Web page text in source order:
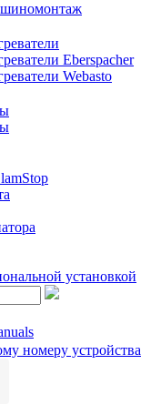
Eberspacher
Webasto
установкой
номеру устройства